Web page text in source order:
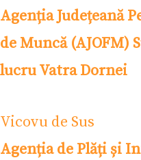
Agenția Județeană
de Muncă (AJOFM)
lucru Vatra Dornei
Vicovu de Sus
Agenția de Plăți și